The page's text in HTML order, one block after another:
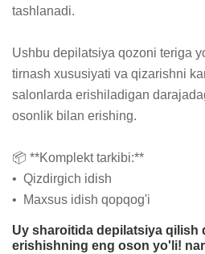
tashlanadi.
Ushbu depilatsiya qozoni teriga
tirnash xususiyati va qizarishni
salonlarda erishiladigan
osonlik bilan erishing.
📦 **Komplekt tarkibi:**
•  Qizdirgich idish
•  Maxsus idish qopqog'i
Uy sharoitida depilatsiya qilish
erishishning eng oson yo'li!